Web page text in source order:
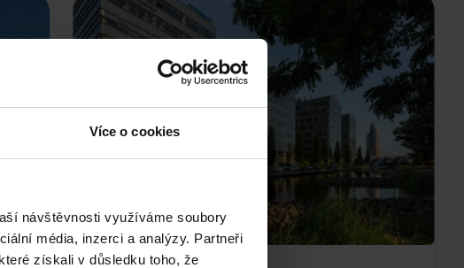
Více o cookies
návštěvnosti využíváme soubory
média, inzerci a analýzy. Partneři
získali v důsledku toho, že